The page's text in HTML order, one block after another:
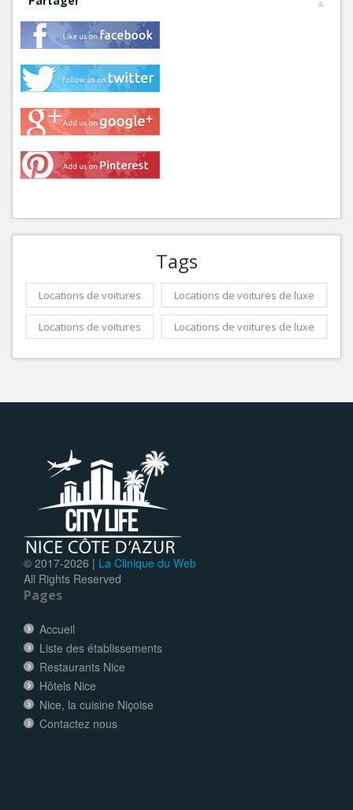
Tags
Locations de voitures Locations de voitures de luxe
Locations de voitures Locations de voitures de luxe
© 2017-2026 | La Clinique du Web
All Rights Reserved
Pages
Accueil
Liste des établissements
Restaurants Nice
Hôtels Nice
Nice, la cuisine Niçoise
Contactez nous